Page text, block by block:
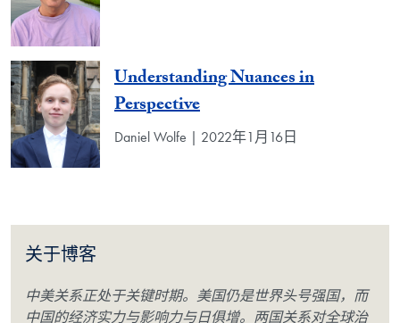
Understanding Nuances in
Perspective
Daniel Wolfe | 2022年1月16日
关于博客
中美关系正处于关键时期。美国仍是世界头号强国，而
中国的经济实力与影响力与日俱增。两国关系对全球治